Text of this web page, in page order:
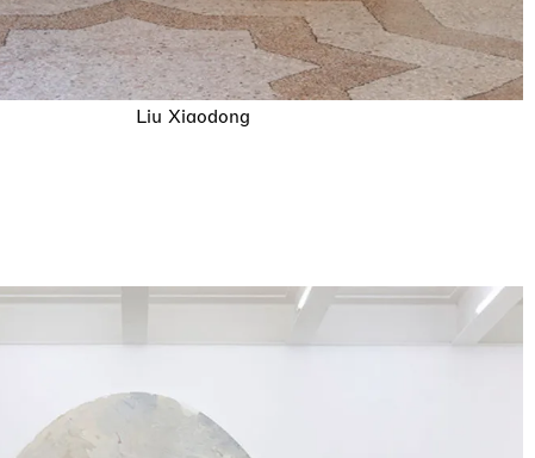
Liu Xiaodong